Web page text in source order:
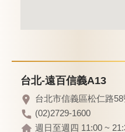
台北-遠百信義A13
台北市信義區松仁路
(02)2729-1600
週日至週四 11:00 ~